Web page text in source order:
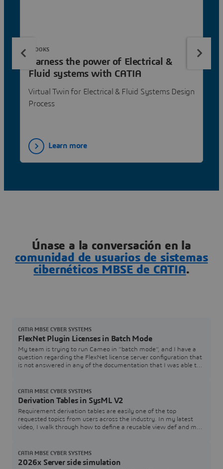
Harness the power of Electrical &
Fluid systems with CATIA
Virtual Twin for Electrical & Fluid Systems Design
Process
EBOOKS
Learn more
Únase a la conversación en la
comunidad de usuarios de sistemas
cibernéticos MBSE de CATIA.
FlexNet Plugin Licenses in Batch Mode
My team is trying to run Cameo in “batch mode”, and I have a
question regarding the FlexNet license server configuration that
is not answered in any of the documentation that I was able to
FL_SERVER_PORT), and I also see that I can specify a tool
edition (FL_EDITION). However, in th
CATIA MBSE CYBER SYSTEMS
Derivation Tables in SysML V2
Requirement derivation tables are easily one of the top
requested topics from users across the industry. In my latest
video, I walk through how to define a reusable view def and map
the SysML v2 code used in the video below to test and adapt for
your own models:How are you
CATIA MBSE CYBER SYSTEMS
2026x Server side simulation
CATIA MBSE CYBER SYSTEMS